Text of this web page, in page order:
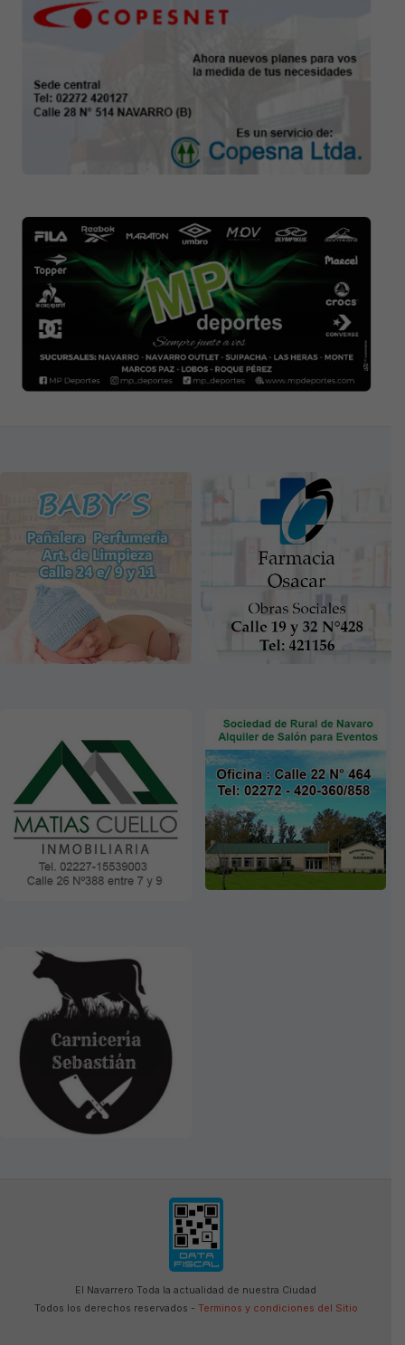
El Navarrero Toda la actualidad de nuestra Ciudad
Todos los derechos reservados - Terminos y condiciones del Sitio